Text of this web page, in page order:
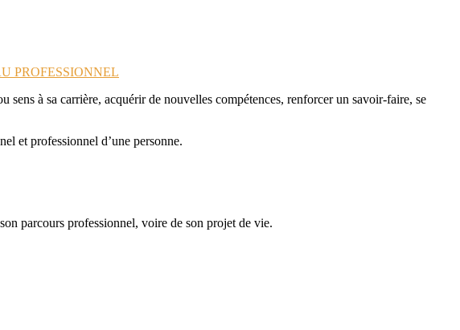
à sa carrière, acquérir de nouvelles compétences, renforcer un savoir-faire, se
et professionnel d’une personne.
parcours professionnel, voire de son projet de vie.